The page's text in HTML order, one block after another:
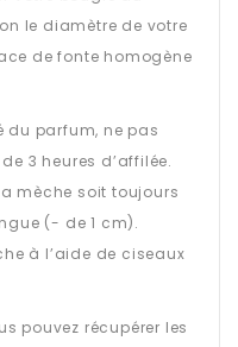
le diamètre de votre
de fonte homogène
du parfum, ne pas
3 heures d’affilée.
mèche soit toujours
(- de 1 cm).
à l’aide de ciseaux
pouvez récupérer les